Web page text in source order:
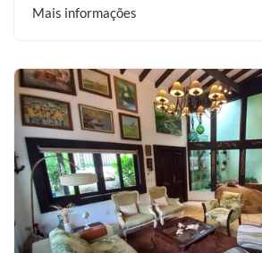
Mais informações